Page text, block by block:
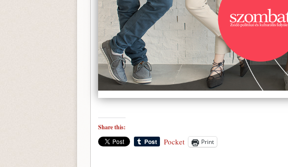
Share this:
Pocket Print